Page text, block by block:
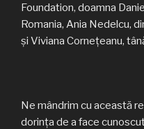
Foundation, doamna
Romania, Ania Nedelcu,
și Viviana Cornețeanu,
Ne mândrim cu această
dorința de a face